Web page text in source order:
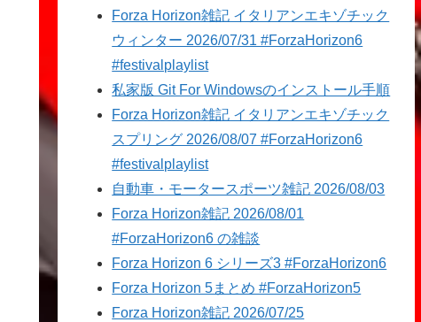
Forza Horizon雑記 イタリアンエキゾチック
ウィンター 2026/07/31 #ForzaHorizon6
#festivalplaylist
私家版 Git For Windowsのインストール手順
Forza Horizon雑記 イタリアンエキゾチック
スプリング 2026/08/07 #ForzaHorizon6
#festivalplaylist
自動車・モータースポーツ雑記 2026/08/03
Forza Horizon雑記 2026/08/01
#ForzaHorizon6 の雑談
Forza Horizon 6 シリーズ3 #ForzaHorizon6
Forza Horizon 5まとめ #ForzaHorizon5
Forza Horizon雑記 2026/07/25